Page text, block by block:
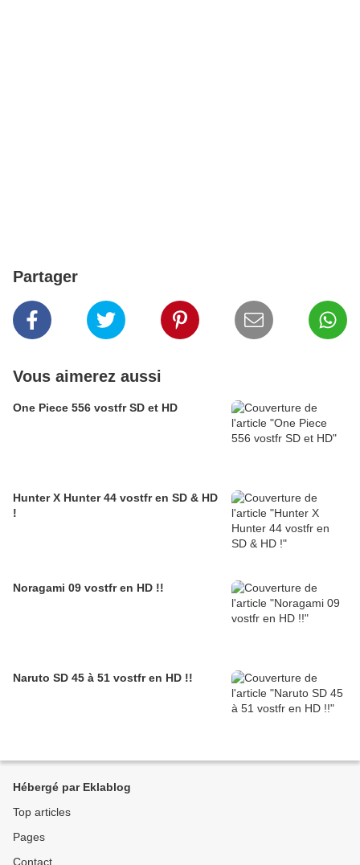
Partager
Vous aimerez aussi
One Piece 556 vostfr SD et HD
Hunter X Hunter 44 vostfr en SD & HD
!
Noragami 09 vostfr en HD !!
Naruto SD 45 à 51 vostfr en HD !!
Hébergé par Eklablog
Top articles
Pages
Contact